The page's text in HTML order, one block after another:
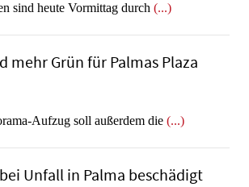
sind heute Vormittag durch (...)
mehr Grün für Palmas Plaza
Aufzug soll außerdem die (...)
Unfall in Palma beschädigt